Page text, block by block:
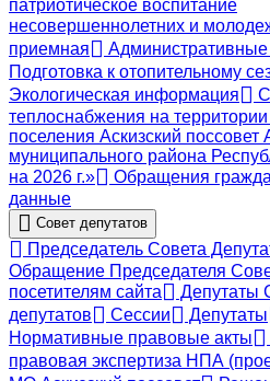
патриотическое воспитание
несовершеннолетних и
приемная
Подготовка к отопительному
Экологическая информация
теплоснабжения на территории
поселения Аскизский поссовет
муниципального района
на 2026 г.»
Обращения
данные
Совет депутатов
Председатель Совета
Обращение Председателя
посетителям сайта
Депутаты
депутатов
Сессии
Депутаты
Нормативные правовые акты
правовая экспертиза НПА